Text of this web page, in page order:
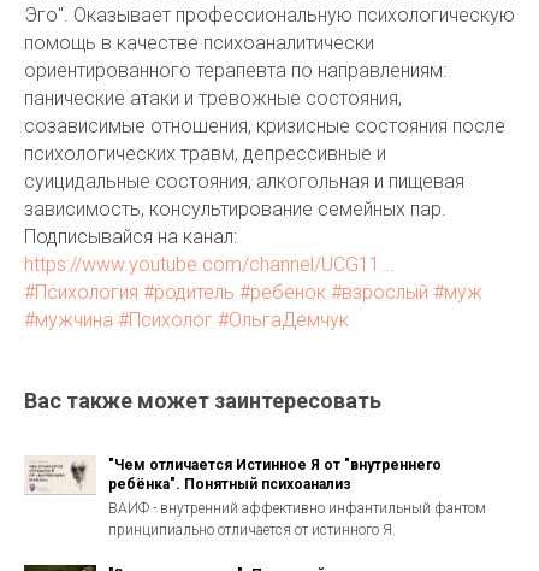
Эго". Оказывает профессиональную психологическую
помощь в качестве психоаналитически
ориентированного терапевта по направлениям:
панические атаки и тревожные состояния,
созависимые отношения, кризисные состояния после
психологических травм, депрессивные и
суицидальные состояния, алкогольная и пищевая
зависимость, консультирование семейных пар.
Подписывайся на канал:
https://www.youtube.com/channel/UCG11...
#Психология #родитель #ребенок #взрослый #муж
#мужчина #Психолог #ОльгаДемчук
Вас также может заинтересовать
"Чем отличается Истинное Я от "внутреннего
ребёнка". Понятный психоанализ
ВАИФ - внутренний аффективно инфантильный фантом
принципиально отличается от истинного Я.